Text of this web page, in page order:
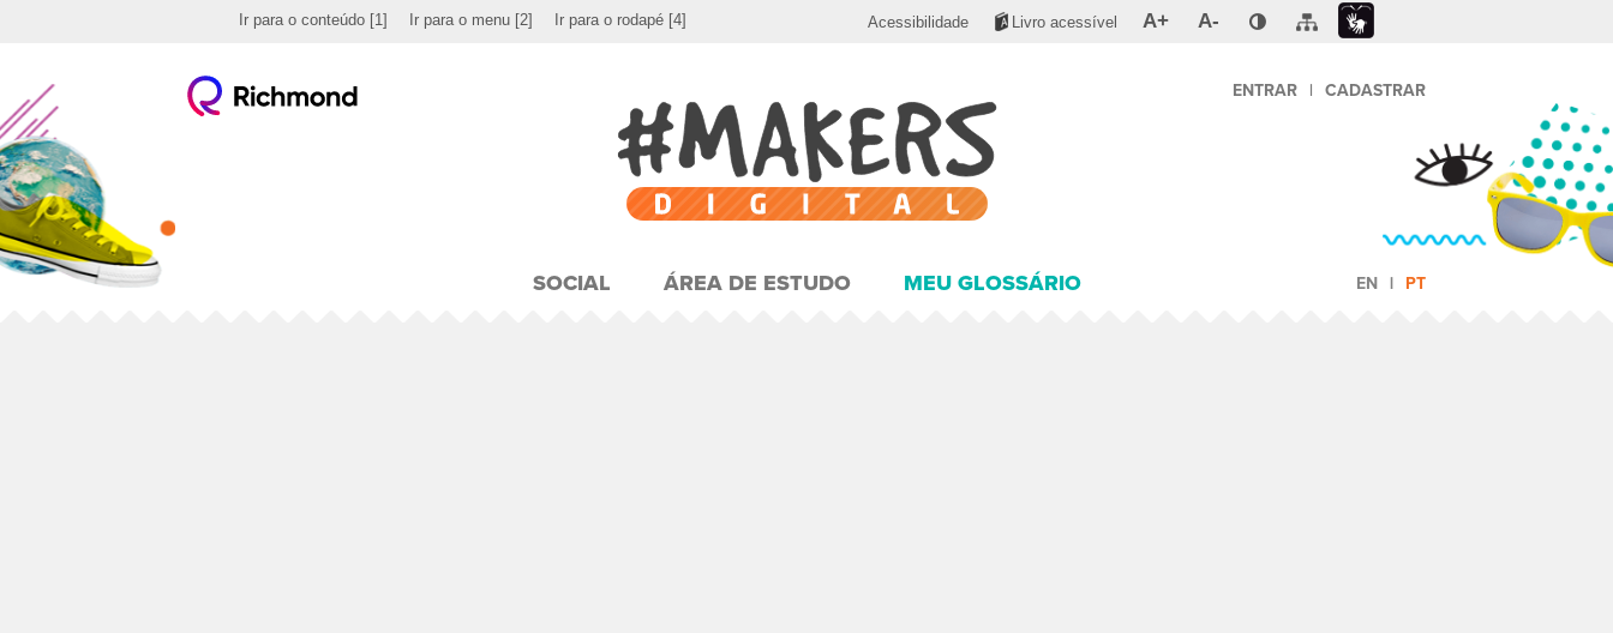
Ir para o conteúdo [1] Ir para o menu [2] Ir para o rodapé [4] Acessibilidade Livro acessível A+ A-
ENTRAR | CADASTRAR
SOCIAL ÁREA DE ESTUDO MEU GLOSSÁRIO EN PT